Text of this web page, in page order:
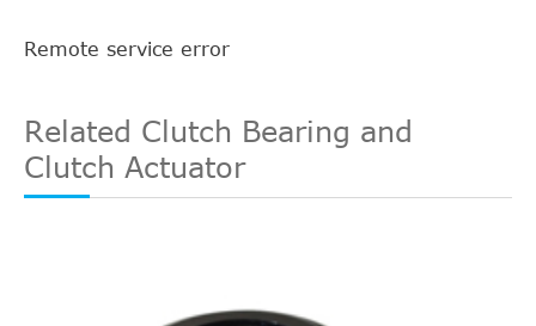
Remote service error
Related Clutch Bearing and
Clutch Actuator